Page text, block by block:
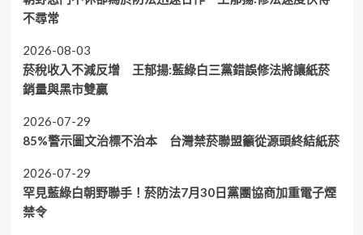
不尋常
2026-08-03
菸稅收入不減反增 王郁揚:藍綠白三黨錯誤修法將讓紙菸
銷量與黑市雙贏
2026-07-29
85%警示圖文治標不治本 台灣禁菸聯盟籲從源頭終結紙菸
2026-07-29
罕見藍綠白朝野聯手！菸防法7月30日黨團協商加重電子煙
禁令